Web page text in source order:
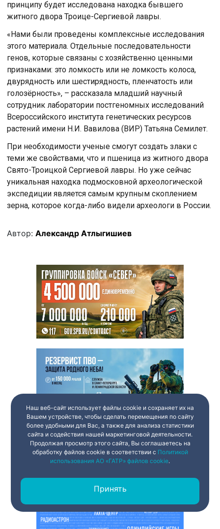
принципу будет исследована находка бывшего
житного двора Троице-Сергиевой лавры.
«Нами были проведены комплексные исследования
этого материала. Отдельные последовательности
генов, которые связаны с хозяйственно ценными
признаками: это ломкость или не ломкость колоса,
двурядность или шестирядность, пленчатость или
голозёрность», – рассказала младший научный
сотрудник лаборатории постгеномных исследований
Всероссийского института генетических ресурсов
растений имени Н.И. Вавилова (ВИР) Татьяна Семилет.
При необходимости ученые смогут создать злаки с
теми же свойствами, что и пшеница из житного двора
Свято-Троицкой Сергиевой лавры. Но уже сейчас
уникальная находка подмосковной археологической
экспедиции является самым крупным скоплением
зерна, которое когда-либо видели археологи в России.
Автор: Александр Атлыгишиев
Наш веб-сайт использует файлы cookie и сохраняет их на
Вашем устройстве, чтобы сделать перемещения по сайту
более удобными для Вас, а также для анализа статистики
сайта и содействия нашей маркетинговой деятельности.
Продолжая просмотр этого сайта, Вы соглашаетесь на
обработку файлов cookie в соответствии с Политикой
использования АО «ГАТР» файлов cookie.
Принять